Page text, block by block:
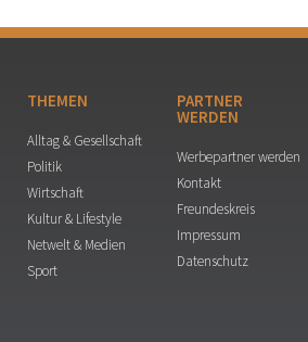
THEMEN
Alltag & Gesellschaft
Politik
Wirtschaft
Kultur & Lifestyle
Netwelt & Medien
Sport
PARTNER
WERDEN
Werbepartner werden
Kontakt
Freundeskreis
Impressum
Datenschutz